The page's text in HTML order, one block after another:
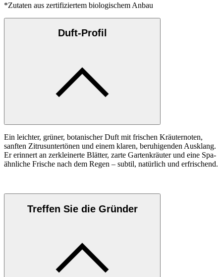
*Zutaten aus zertifiziertem biologischem Anbau
Duft-Profil
Ein leichter, grüner, botanischer Duft mit frischen Kräuternoten,
sanften Zitrusuntertönen und einem klaren, beruhigenden Ausklang.
Er erinnert an zerkleinerte Blätter, zarte Gartenkräuter und eine Spa-
ähnliche Frische nach dem Regen – subtil, natürlich und erfrischend.
Treffen Sie die Gründer